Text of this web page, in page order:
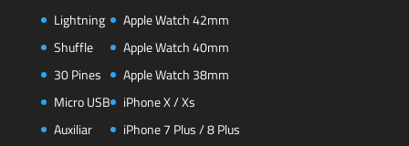
Lightning
Shuffle
30 Pines
Micro USB
Auxiliar
Apple Watch 42mm
Apple Watch 40mm
Apple Watch 38mm
iPhone X / Xs
iPhone 7 Plus / 8 Plus